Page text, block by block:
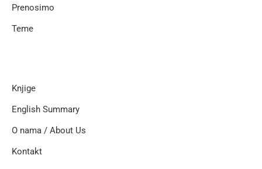
Prenosimo
Teme
Knjige
English Summary
O nama / About Us
Kontakt